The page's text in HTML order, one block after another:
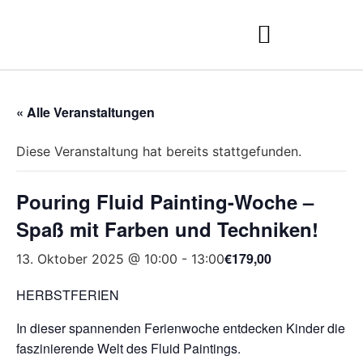
« Alle Veranstaltungen
Diese Veranstaltung hat bereits stattgefunden.
Pouring Fluid Painting-Woche –
Spaß mit Farben und Techniken!
13. Oktober 2025 @ 10:00 - 13:00€179,00
HERBSTFERIEN
In dieser spannenden Ferienwoche entdecken Kinder die
faszinierende Welt des Fluid Paintings.